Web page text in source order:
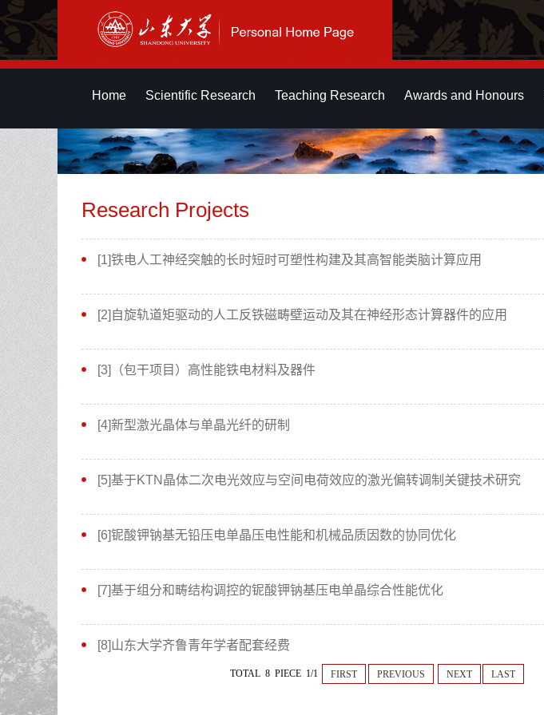
Home Scientific Research Teaching Research Awards and Honours
Research Projects
[1]铁电人工神经突触的长时短时可塑性构建及其高智能类脑计算应用
[2]自旋轨道矩驱动的人工反铁磁畴壁运动及其在神经形态计算器件的应用
[3]（包干项目）高性能铁电材料及器件
[4]新型激光晶体与单晶光纤的研制
[5]基于KTN晶体二次电光效应与空间电荷效应的激光偏转调制关键技术研究
[6]铌酸钾钠基无铅压电单晶压电性能和机械品质因数的协同优化
[7]基于组分和畴结构调控的铌酸钾钠基压电单晶综合性能优化
[8]山东大学齐鲁青年学者配套经费
TOTAL 8 PIECE 1/1 FIRST PREVIOUS NEXT LAST